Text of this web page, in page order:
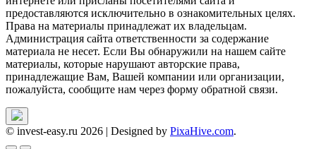
предоставляются исключительно в ознакомительных целях.
Права на материалы принадлежат их владельцам.
Администрация сайта ответственности за содержание
материала не несет. Если Вы обнаружили на нашем сайте
материалы, которые нарушают авторские права,
принадлежащие Вам, Вашей компании или организации,
пожалуйста, сообщите нам через форму обратной связи.
© invest-easy.ru 2026 | Designed by PixaHive.com.